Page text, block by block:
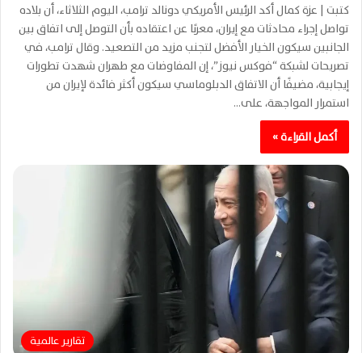
كتبت | عزة كمال أكد الرئيس الأمريكي دونالد ترامب، اليوم الثلاثاء، أن بلاده
تواصل إجراء محادثات مع إيران، معربًا عن اعتقاده بأن التوصل إلى اتفاق بين
الجانبين سيكون الخيار الأفضل لتجنب مزيد من التصعيد. وقال ترامب، في
تصريحات لشبكة “فوكس نيوز”، إن المفاوضات مع طهران شهدت تطورات
إيجابية، مضيفًا أن الاتفاق الدبلوماسي سيكون أكثر فائدة لإيران من
استمرار المواجهة، على…
أكمل القراءة »
تقارير عالمية